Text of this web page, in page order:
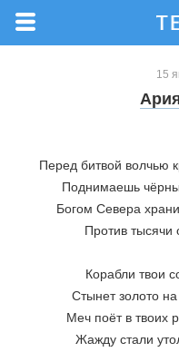
15
Перед битвой волчью
Поднимаешь
Богом Севера
Против тысячи
Корабли твои
Стынет золото
Меч поёт в твоих
Жажду стали